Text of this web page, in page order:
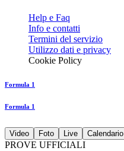
Help e Faq
Info e contatti
Termini del servizio
Utilizzo dati e privacy
Cookie Policy
Formula 1
Formula 1
Video Foto Live Calendario
PROVE UFFICIALI